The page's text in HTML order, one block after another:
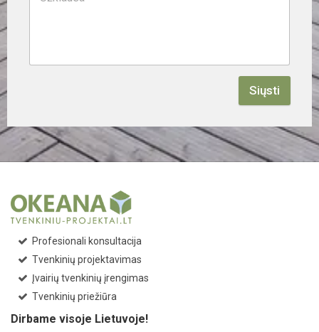
Siųsti
Profesionali konsultacija
Tvenkinių projektavimas
Įvairių tvenkinių įrengimas
Tvenkinių priežiūra
Dirbame visoje Lietuvoje!